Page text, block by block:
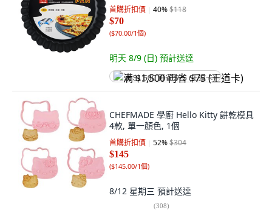
首購折扣價 40%$118
$70
($70.00/1個)
明天 8/9 (日) 預計送達
满 $1,500 再省 $75 (王道卡)
CHEFMADE 學廚 Hello Kitty 餅乾模具
4款, 單一顏色, 1個
首購折扣價 52%$304
$145
($145.00/1個)
8/12 星期三 預計送達
(308)